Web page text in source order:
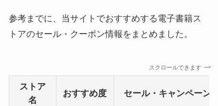
参考までに、当サイトでおすすめする電子書籍ス
トアのセール・クーポン情報をまとめました。
スクロールできます
ストア
名
おすすめ度 セール・キャンペーン